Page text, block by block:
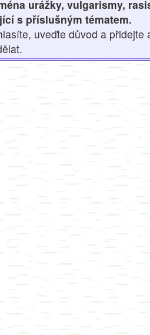
urážky, vulgarismy,
s příslušným tématem.
uveďte důvod a přidejte